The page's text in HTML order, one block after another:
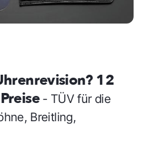
12
- TÜV für die
Breitling,